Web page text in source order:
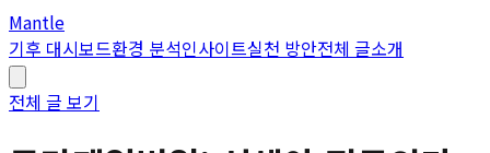
Mantle
기후 대시보드환경 분석인사이트실천 방안전체 글소개
전체 글 보기